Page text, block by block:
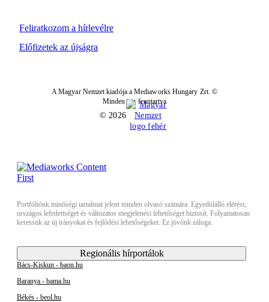
Feliratkozom a hírlevélre
Előfizetek az újságra
A Magyar Nemzet kiadója a Mediaworks Hungary Zrt. ©
Minden jog fenntartva
© 2026
Portfóliónk minőségi tartalmat jelent minden olvasó számára. Egyedülálló elérést,
országos lefedettséget és változatos megjelenési lehetőséget biztosít. Folyamatosan
keressük az új irányokat és fejlődési lehetőségeket. Ez jövőnk záloga.
Regionális hírportálok
Bács-Kiskun - baon.hu
Baranya - bama.hu
Békés - beol.hu